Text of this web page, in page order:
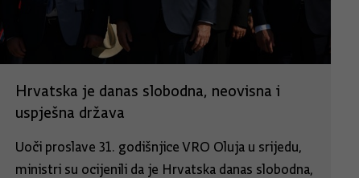
Hrvatska je danas slobodna, neovisna i
uspješna država
Uoči proslave 31. godišnjice VRO Oluja u srijedu,
ministri su ocijenili da je Hrvatska danas slobodna,